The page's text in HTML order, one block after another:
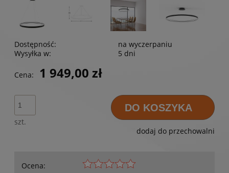
Dostępność:
na wyczerpaniu
Wysyłka w:
5 dni
Cena: 1 949,00 zł
szt.
DO KOSZYKA
dodaj do przechowalni
Ocena: